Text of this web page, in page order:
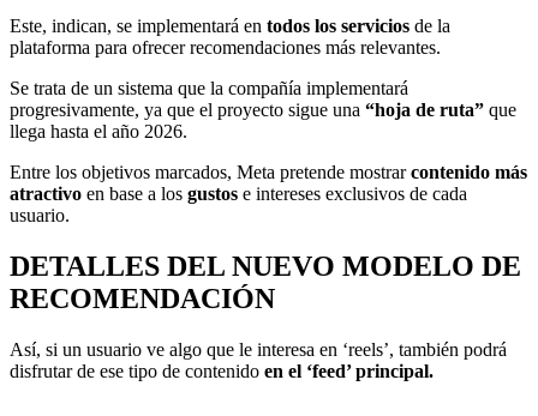
Este, indican, se implementará en todos los servicios de la
plataforma para ofrecer recomendaciones más relevantes.
Se trata de un sistema que la compañía implementará
progresivamente, ya que el proyecto sigue una “hoja de ruta” que
llega hasta el año 2026.
Entre los objetivos marcados, Meta pretende mostrarcontenido más
atractivo en base a los gustos e intereses exclusivos de cada
usuario.
DETALLES DEL NUEVO MODELO DE
RECOMENDACIÓN
Así, si un usuario ve algo que le interesa en ‘reels’, también podrá
disfrutar de ese tipo de contenido en el ‘feed’ principal.